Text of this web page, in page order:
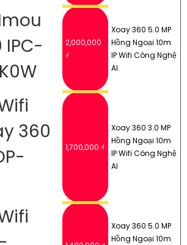
IPC-
2,000,000
₫
Xoay 360 5.0 MP
Hồng Ngoại 10m
IP Wifi Công Nghệ
AI
360
1,700,000 ₫
Xoay 360 3.0 MP
Hồng Ngoại 10m
IP Wifi Công Nghệ
AI
Xoay 360 5.0 MP
Hồng Ngoại 10m